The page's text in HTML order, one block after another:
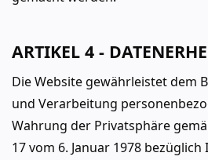
ARTIKEL 4 -
Die Website gewährleistet dem
und Verarbeitung
Wahrung der Privatsphäre
17 vom 6. Januar 1978